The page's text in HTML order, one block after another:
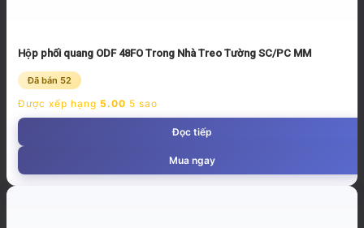
Hộp phối quang ODF 48FO Trong Nhà Treo Tường SC/PC MM
Đã bán 52
Được xếp hạng 5.00 5 sao
Đọc tiếp
Mua ngay